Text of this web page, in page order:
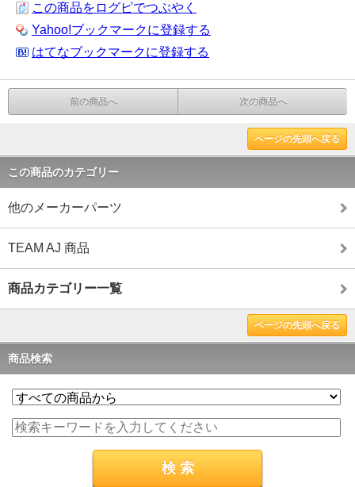
この商品をログピでつぶやく
Yahoo!ブックマークに登録する
はてなブックマークに登録する
前の商品へ 次の商品へ
ページの先頭へ戻る
この商品のカテゴリー
他のメーカーパーツ
TEAM AJ 商品
商品カテゴリー一覧
ページの先頭へ戻る
商品検索